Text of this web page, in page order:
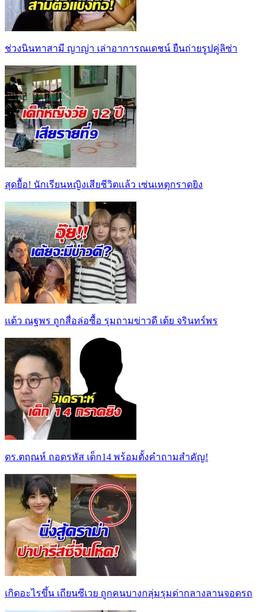
ช่วงนินทาสามี ญาญ่า เล่าอาการณเดชน์ ยืนถ่ายรูปคู่ลิซ่า
สุดยื้อ! นักเรียนหญิงเสียชีวิตแล้ว เซ่นเหตุกราดยิง
เเต้ว ณฐพร ถูกสื่อล่อซื้อ รุมถามข่าวดี เต้ย จรินทร์พร
ดร.ตฤณห์ ถอดรหัส เด็ก14 พร้อมตั้งคำถามสำคัญ!
เกิดอะไรขึ้น เถียนซีเวย ถูกคนบางกลุ่มรุมด่ากลางลานจอดรถ